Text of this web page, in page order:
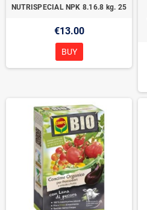
NUTRISPECIAL NPK 8.16.8 kg. 25
€13.00
BUY